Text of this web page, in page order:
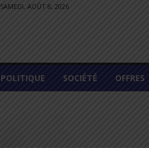
SAMEDI, AOÛT 8, 2026
POLITIQUE SOCIÉTÉ OFFRES